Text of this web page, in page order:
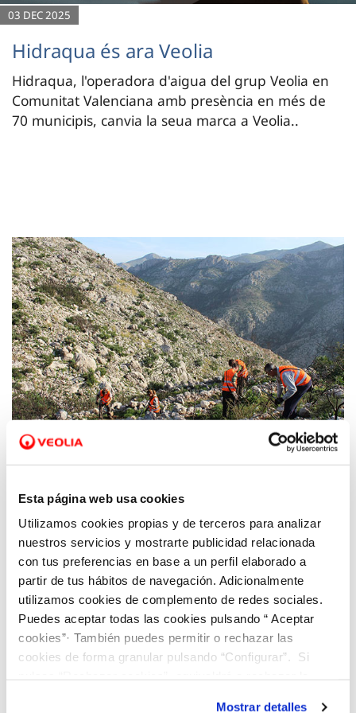
Esta página web usa cookies
Utilizamos cookies propias y de terceros para analizar
nuestros servicios y mostrarte publicidad relacionada
con tus preferencias en base a un perfil elaborado a
partir de tus hábitos de navegación. Adicionalmente
utilizamos cookies de complemento de redes sociales.
Puedes aceptar todas las cookies pulsando “ Aceptar
cookies”· También puedes permitir o rechazar las
cookies de forma granular pulsando “Configurar”. Si
Mostrar detalles
03 DEC 2025
Hidraqua és ara Veolia
Hidraqua, l'operadora d'aigua del grup Veolia en
Comunitat Valenciana amb presència en més de
70 municipis, canvia la seua marca a Veolia..
26 OCT 2020
España que obtiene este año el triple sello
del Ministerio de Transición Ecológica